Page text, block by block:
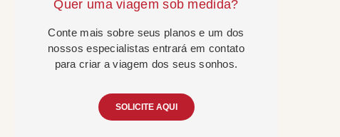
Quer uma viagem sob medida?
Conte mais sobre seus planos e um dos
nossos especialistas entrará em contato
para criar a viagem dos seus sonhos.
SOLICITE AQUI